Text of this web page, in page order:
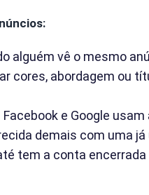
alguém vê o mesmo
cores, abordagem ou
Facebook e Google
demais com uma
tem a conta